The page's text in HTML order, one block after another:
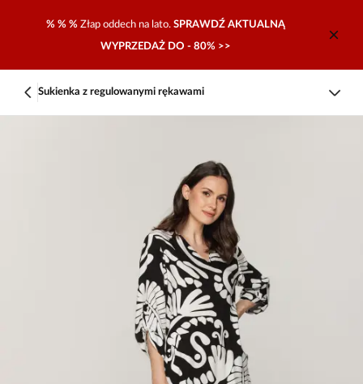
% % % Złap oddech na lato. SPRAWDŹ AKTUALNĄ
WYPRZEDAŻ DO - 80% >>
Sukienka z regulowanymi rękawami